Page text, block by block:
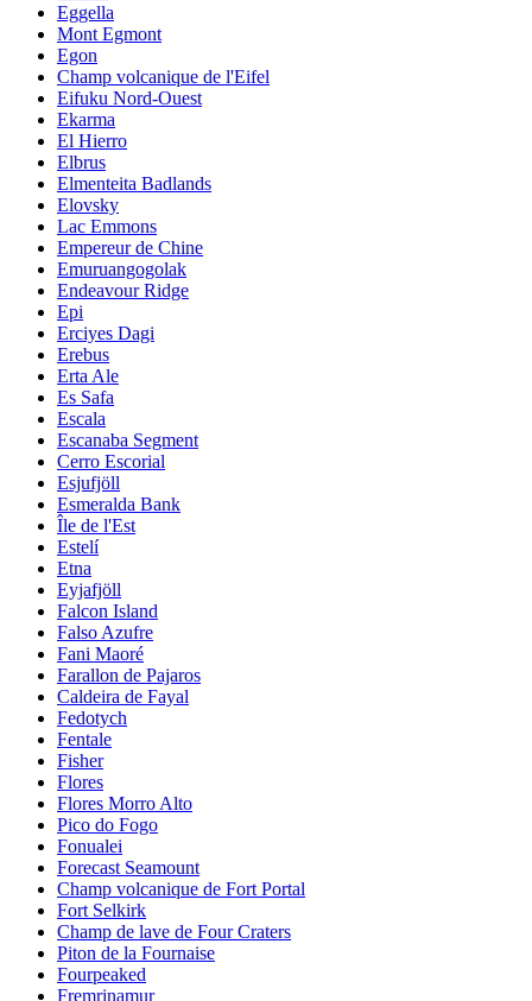
Eggella
Mont Egmont
Egon
Champ volcanique de l'Eifel
Eifuku Nord-Ouest
Ekarma
El Hierro
Elbrus
Elmenteita Badlands
Elovsky
Lac Emmons
Empereur de Chine
Emuruangogolak
Endeavour Ridge
Epi
Erciyes Dagi
Erebus
Erta Ale
Es Safa
Escala
Escanaba Segment
Cerro Escorial
Esjufjöll
Esmeralda Bank
Île de l'Est
Estelí
Etna
Eyjafjöll
Falcon Island
Falso Azufre
Fani Maoré
Farallon de Pajaros
Caldeira de Fayal
Fedotych
Fentale
Fisher
Flores
Flores Morro Alto
Pico do Fogo
Fonualei
Forecast Seamount
Champ volcanique de Fort Portal
Fort Selkirk
Champ de lave de Four Craters
Piton de la Fournaise
Fourpeaked
Fremrinamur